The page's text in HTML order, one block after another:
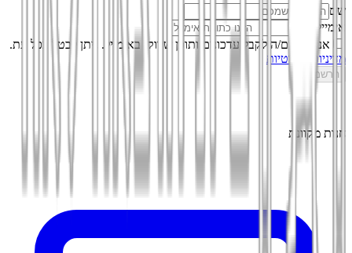
שם
אימייל
אני מסכים/ה לקבל עדכונים ותוכן שיווקי באימייל. ניתן לבטל בכל עת.
מדיניות הפרטיות
הרשמה
חנות מקוונת